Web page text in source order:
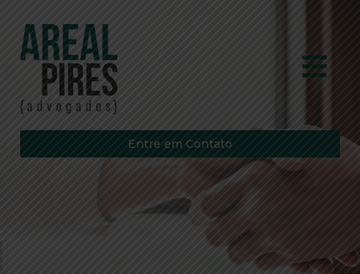
Entre em Contato